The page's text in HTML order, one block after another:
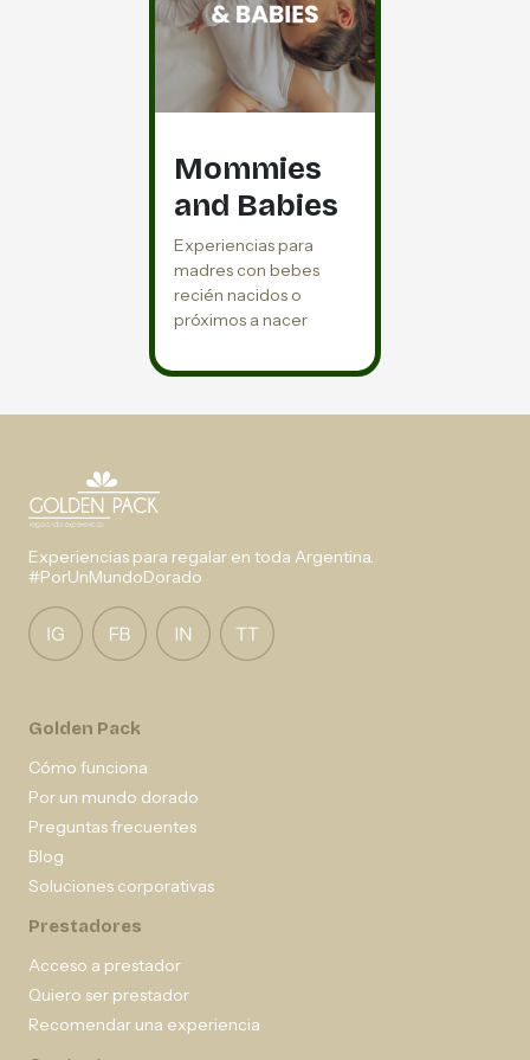
Mommies
and Babies
Experiencias para
madres con bebes
recién nacidos o
próximos a nacer
Experiencias para regalar en toda Argentina.
#PorUnMundoDorado
Golden Pack
Cómo funciona
Por un mundo dorado
Preguntas frecuentes
Blog
Soluciones corporativas
Prestadores
Acceso a prestador
Quiero ser prestador
Recomendar una experiencia